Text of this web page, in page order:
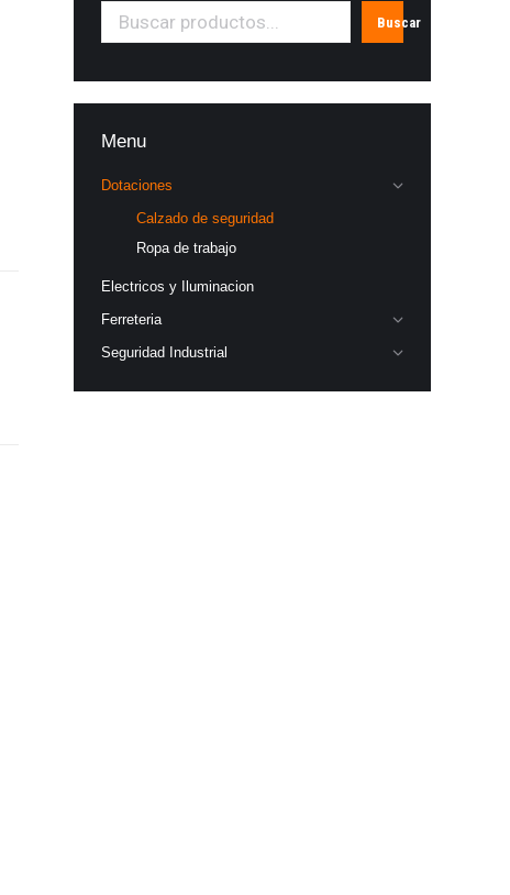
Buscar
Menu
Dotaciones
Calzado de seguridad
Ropa de trabajo
Electricos y Iluminacion
Ferreteria
Seguridad Industrial